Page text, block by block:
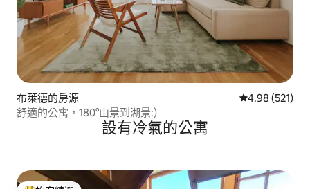
布萊德的房源 從 521 則評價
4.98 (521)
舒適的公寓，180°山景到湖景:)
設有冷氣的公寓